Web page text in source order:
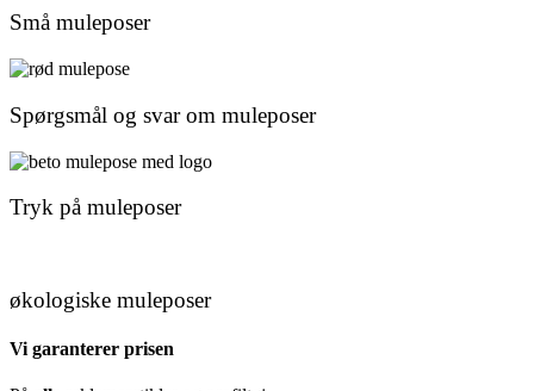
Små muleposer
Spørgsmål og svar om muleposer
Tryk på muleposer
økologiske muleposer
Vi garanterer prisen